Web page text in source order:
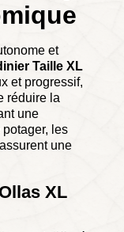
et
Taille XL
et progressif,
réduire la
une
les
une
XL